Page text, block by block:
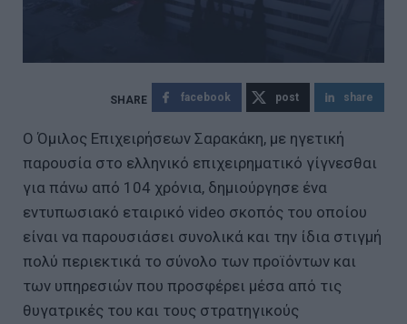
facebook post share
Ο Όμιλος Επιχειρήσεων Σαρακάκη, με ηγετική
παρουσία στο ελληνικό επιχειρηματικό γίγνεσθαι
για πάνω από 104 χρόνια, δημιούργησε ένα
εντυπωσιακό εταιρικό video σκοπός του οποίου
είναι να παρουσιάσει συνολικά και την ίδια στιγμή
πολύ περιεκτικά το σύνολο των προϊόντων και
των υπηρεσιών που προσφέρει μέσα από τις
θυγατρικές του και τους στρατηγικούς